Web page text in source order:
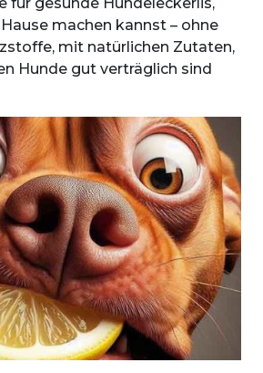
machen kannst – ohne
mit natürlichen Zutaten,
Hunde gut verträglich sind